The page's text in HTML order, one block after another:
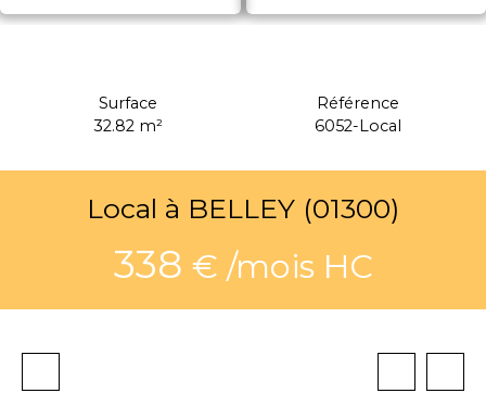
Surface
32.82 m²
Référence
6052-Local
Local à BELLEY (01300)
338 € /mois HC